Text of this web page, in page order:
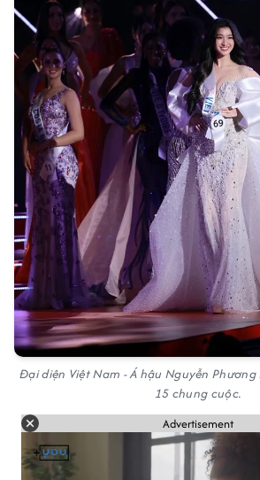
Đại diện Việt Nam - Á hậu Nguyễn
15 chung cuộc.
Advertisement